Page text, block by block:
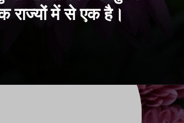
राज्यों में से एक है।